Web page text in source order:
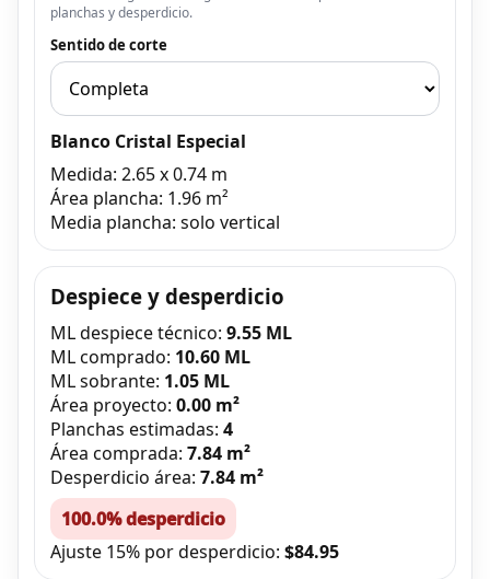
planchas y desperdicio.
Sentido de corte
Blanco Cristal Especial
Medida: 2.65 x 0.74 m
Área plancha: 1.96 m²
Media plancha: solo vertical
Despiece y desperdicio
ML despiece técnico: 9.55 ML
ML comprado: 10.60 ML
ML sobrante: 1.05 ML
Área proyecto: 0.00 m²
Planchas estimadas: 4
Área comprada: 7.84 m²
Desperdicio área: 7.84 m²
100.0% desperdicio
Ajuste 15% por desperdicio: $84.95